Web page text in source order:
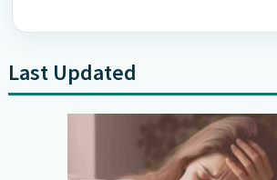
Primary
Sidebar
Last Updated